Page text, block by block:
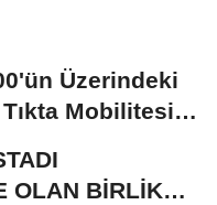
Üzerindeki
Mobilitesi
OLAN BİRLİK